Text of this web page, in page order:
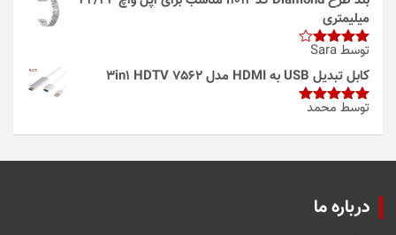
میلیمتری
امتیاز4
از 5
توسط Sara
کابل تبدیل USB به HDMI مدل 3in1 HDTV 7562
امتیاز5از
توسط محمد
درباره ما